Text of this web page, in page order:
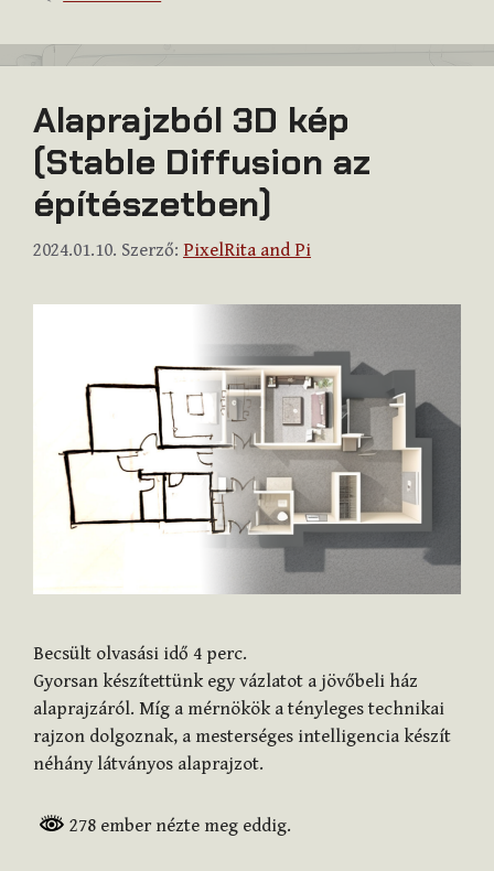
Alaprajzból 3D kép
(Stable Diffusion az
építészetben)
2024.01.10. Szerző: PixelRita and Pi
Becsült olvasási idő 4 perc.
Gyorsan készítettünk egy vázlatot a jövőbeli ház
alaprajzáról. Míg a mérnökök a tényleges technikai
rajzon dolgoznak, a mesterséges intelligencia készít
néhány látványos alaprajzot.
278 ember nézte meg eddig.